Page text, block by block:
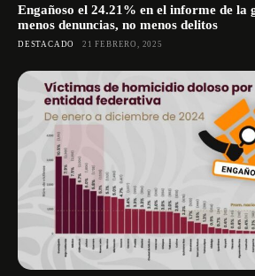
Engañoso el 24.21% en el informe de la
menos denuncias, no menos delitos
DESTACADO 21 FEBRERO, 2025